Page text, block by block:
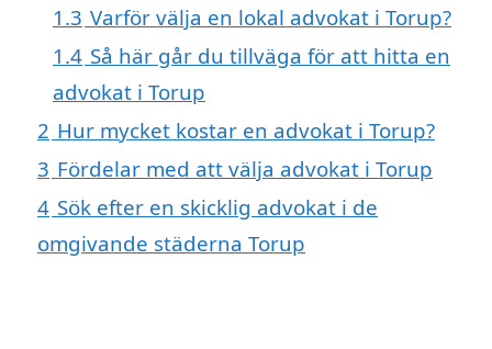
1.3 Varför välja en lokal advokat i Torup?
1.4 Så här går du tillväga för att hitta en
advokat i Torup
2 Hur mycket kostar en advokat i Torup?
3 Fördelar med att välja advokat i Torup
4 Sök efter en skicklig advokat i de
omgivande städerna Torup